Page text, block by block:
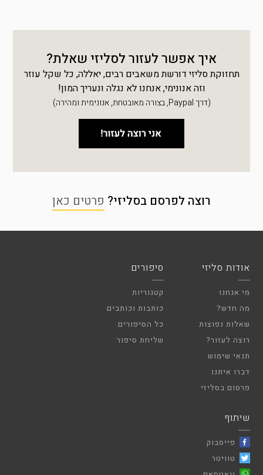
איך אפשר לעזור לסליזי שאלת?
תחזוקת סליזי דורשת משאבים רבים, יאללה, כל שקל עוזר
וזה אנונימי, אנחנו לא נגלה ונעריך המון!
(דרך Paypal, בצורה מאובטחת, אנונימית ומהירה)
רוצה לפרסם בסליזי? פרטים כאן
אודות סליזי
מי אנחנו
מה חדש?
שאלות נפוצות
רוצה לעזור?
תנאי שימוש
דברו איתנו
פרסום בסליזי
סיפורים
קטגוריות
כותבות וכותבים
כל הסיפורים
שליחת סיפור
שיתוף
פייסבוק
טוויטר